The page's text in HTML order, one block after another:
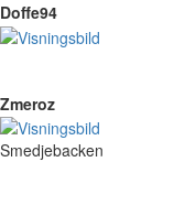
Doffe94
Zmeroz
Smedjebacken